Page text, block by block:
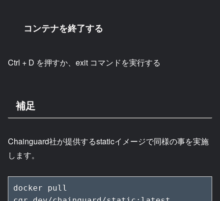
コンテナを終了する
Ctrl + D を押すか、exit コマンドを実行する
補足
Chainguard社が提供するstaticイメージで同様の事を実施
します。
docker pull